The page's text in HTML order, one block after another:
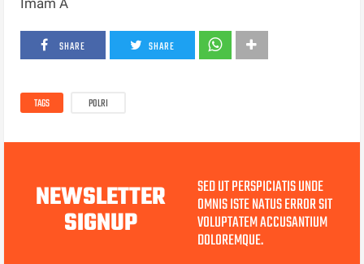
SHARE SHARE
TAGS POLRI
NEWSLETTER
SIGNUP
SED UT PERSPICIATIS UNDE
OMNIS ISTE NATUS ERROR SIT
VOLUPTATEM ACCUSANTIUM
DOLOREMQUE.